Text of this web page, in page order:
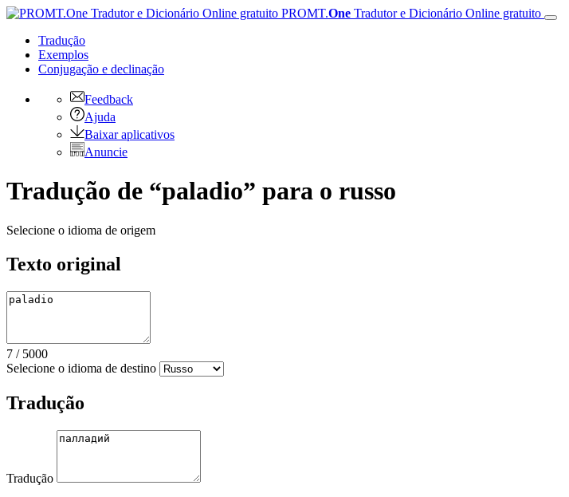
PROMT.One Tradutor e Dicionário Online gratuito
Tradução
Exemplos
Conjugação e declinação
Feedback
Ajuda
Baixar aplicativos
Anuncie
Tradução de “paladio” para o russo
Selecione o idioma de origem
Texto original
7 / 5000
Selecione o idioma de destino
Tradução
Tradução